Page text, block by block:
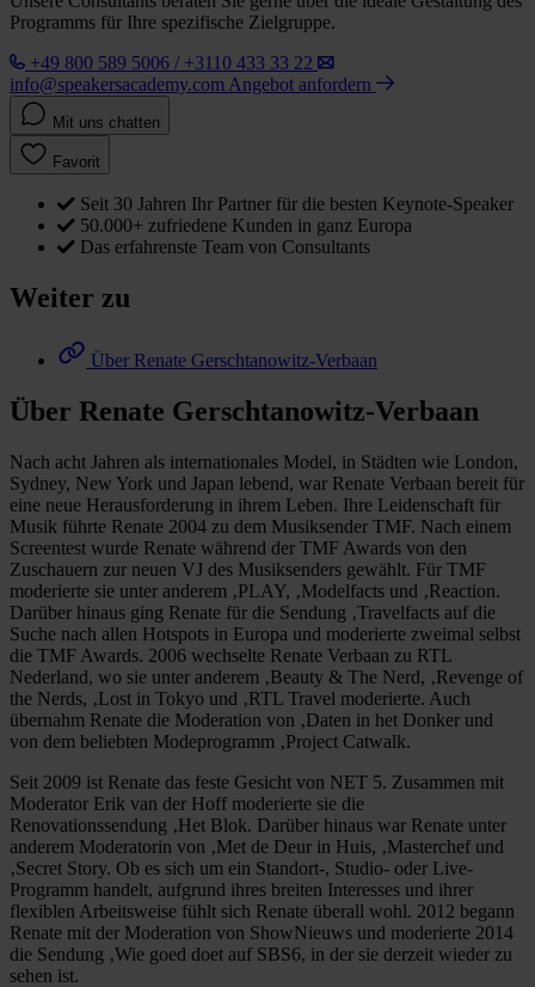
Programms für Ihre spezifische Zielgruppe.
+49 800 589 5006 / +3110 433 33 22
info@speakersacademy.com Angebot anfordern
Mit uns chatten
Favorit
Seit 30 Jahren Ihr Partner für die besten Keynote-Speaker
50.000+ zufriedene Kunden in ganz Europa
Das erfahrenste Team von Consultants
Weiter zu
Über Renate Gerschtanowitz-Verbaan
Über Renate Gerschtanowitz-Verbaan
Nach acht Jahren als internationales Model, in Städten wie London,
Sydney, New York und Japan lebend, war Renate Verbaan bereit für
eine neue Herausforderung in ihrem Leben. Ihre Leidenschaft für
Musik führte Renate 2004 zu dem Musiksender TMF. Nach einem
Screentest wurde Renate während der TMF Awards von den
Zuschauern zur neuen VJ des Musiksenders gewählt. Für TMF
moderierte sie unter anderem ‚PLAY, ‚Modelfacts und ‚Reaction.
Darüber hinaus ging Renate für die Sendung ‚Travelfacts auf die
Suche nach allen Hotspots in Europa und moderierte zweimal selbst
die TMF Awards. 2006 wechselte Renate Verbaan zu RTL
Nederland, wo sie unter anderem ‚Beauty & The Nerd, ‚Revenge of
the Nerds, ‚Lost in Tokyo und ‚RTL Travel moderierte. Auch
übernahm Renate die Moderation von ‚Daten in het Donker und
von dem beliebten Modeprogramm ‚Project Catwalk.
Seit 2009 ist Renate das feste Gesicht von NET 5. Zusammen mit
Moderator Erik van der Hoff moderierte sie die
Renovationssendung ‚Het Blok. Darüber hinaus war Renate unter
anderem Moderatorin von ‚Met de Deur in Huis, ‚Masterchef und
‚Secret Story. Ob es sich um ein Standort-, Studio- oder Live-
Programm handelt, aufgrund ihres breiten Interesses und ihrer
flexiblen Arbeitsweise fühlt sich Renate überall wohl. 2012 begann
Renate mit der Moderation von ShowNieuws und moderierte 2014
die Sendung ‚Wie goed doet auf SBS6, in der sie derzeit wieder zu
sehen ist.